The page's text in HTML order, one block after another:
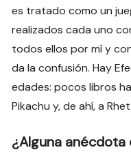
es tratado como un
realizados cada uno
todos ellos por mí y
da la confusión. Hay
edades: pocos libros
Pikachu y, de ahí, a
¿Alguna